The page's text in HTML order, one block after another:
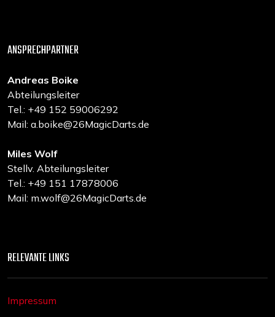
ANSPRECHPARTNER
Andreas Boike
Abteilungsleiter
Tel.: +49 152 59006292
Mail: a.boike@26MagicDarts.de
Miles Wolf
Stellv. Abteilungsleiter
Tel.: +49 151 17878006
Mail: m.wolf@26MagicDarts.de
RELEVANTE LINKS
Impressum